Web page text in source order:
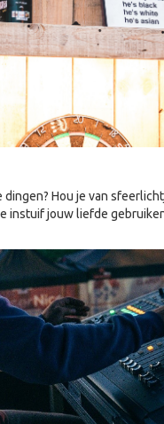
dingen? Hou je van
instuif jouw liefde